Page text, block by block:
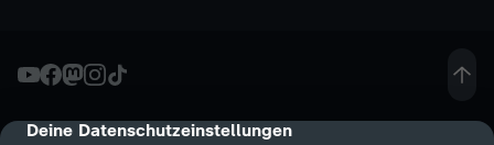
cmp-dialog-description
Deine Datenschutzeinstellungen
S
u